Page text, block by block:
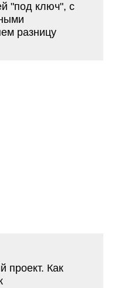
"под ключ", с
разницу
проект. Как